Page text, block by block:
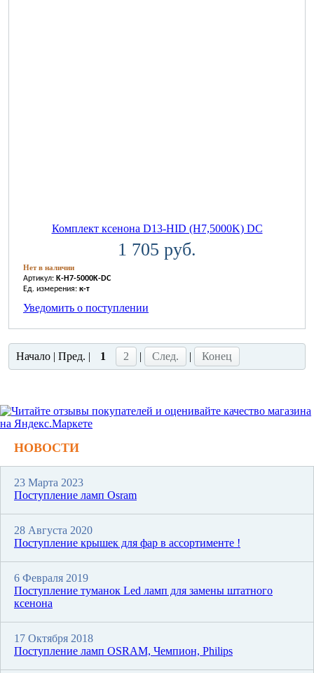
Комплект ксенона D13-HID (H7,5000K) DC
1 705 руб.
Нет в наличии
Артикул: K-H7-5000K-DC
Ед. измерения: к-т
Уведомить о поступлении
Начало | Пред. | 1 2 | След. | Конец
НОВОСТИ
23 Марта 2023
Поступление ламп Osram
28 Августа 2020
Поступление крышек для фар в ассортименте !
6 Февраля 2019
Поступление туманок Led ламп для замены штатного
ксенона
17 Октября 2018
Поступление ламп OSRAM, Чемпион, Philips